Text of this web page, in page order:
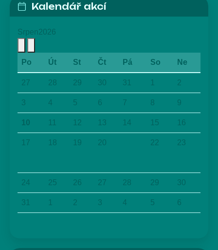
Kalendář akcí
Srpen2026
Po Út St Čt Pá So Ne
27 28 29 30 31 1 2
3 4 5 6 7 8 9
10 11 12 13 14 15 16
17 18 19 20 22 23
24 25 26 27 28 29 30
31 1 2 3 4 5 6